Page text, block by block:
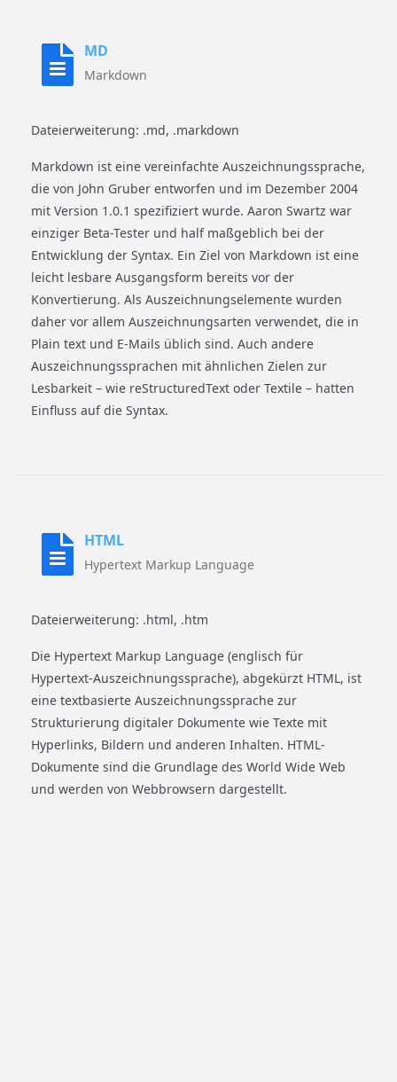
MD
Markdown
Dateierweiterung: .md, .markdown
Markdown ist eine vereinfachte Auszeichnungssprache,
die von John Gruber entworfen und im Dezember 2004
mit Version 1.0.1 spezifiziert wurde. Aaron Swartz war
einziger Beta-Tester und half maßgeblich bei der
Entwicklung der Syntax. Ein Ziel von Markdown ist eine
leicht lesbare Ausgangsform bereits vor der
Konvertierung. Als Auszeichnungselemente wurden
daher vor allem Auszeichnungsarten verwendet, die in
Plain text und E-Mails üblich sind. Auch andere
Auszeichnungssprachen mit ähnlichen Zielen zur
Lesbarkeit – wie reStructuredText oder Textile – hatten
Einfluss auf die Syntax.
HTML
Hypertext Markup Language
Dateierweiterung: .html, .htm
Die Hypertext Markup Language (englisch für
Hypertext-Auszeichnungssprache), abgekürzt HTML, ist
eine textbasierte Auszeichnungssprache zur
Strukturierung digitaler Dokumente wie Texte mit
Hyperlinks, Bildern und anderen Inhalten. HTML-
Dokumente sind die Grundlage des World Wide Web
und werden von Webbrowsern dargestellt.